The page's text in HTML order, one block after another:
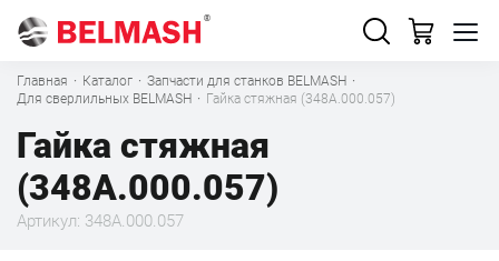
Главная · Каталог · Запчасти для станков BELMASH ·
Для сверлильных BELMASH · Гайка стяжная (348А.000.057)
Гайка стяжная
(348А.000.057)
Артикул: 348А.000.057